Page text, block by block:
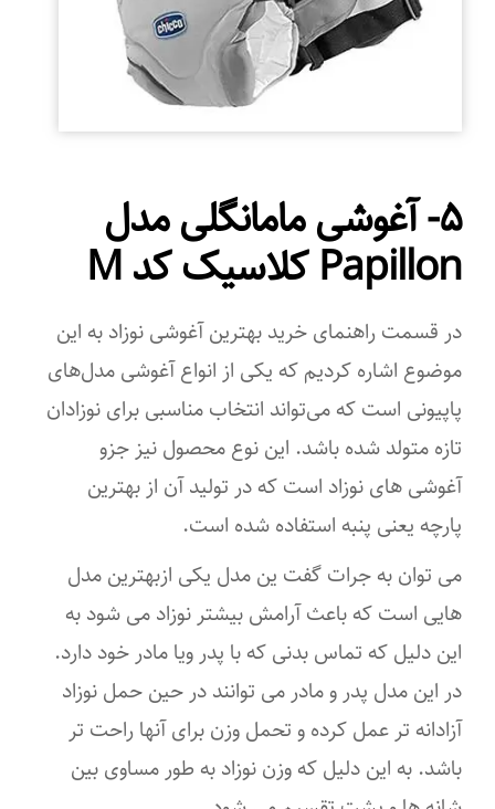
۵- آغوشی مامانگلی مدل
Papillon کلاسیک کد M
در قسمت راهنمای خرید بهترین آغوشی نوزاد به این
موضوع اشاره کردیم که یکی از انواع آغوشی مدل‌های
پاپیونی است که می‌تواند انتخاب مناسبی برای نوزادان
تازه‌ متولد شده باشد. این نوع محصول نیز جزو
آغوشی های نوزاد است که در تولید آن از بهترین
پارچه یعنی پنبه استفاده شده است.
می توان به جرات گفت ین مدل یکی ازبهترین مدل
هایی است که باعث آرامش بیشتر نوزاد می شود به
این دلیل که تماس بدنی که با پدر ویا مادر خود دارد.
در این مدل پدر و مادر می توانند در حین حمل نوزاد
آزادانه تر عمل کرده و تحمل وزن برای آنها راحت تر
باشد. به این دلیل که وزن نوزاد به طور مساوی بین